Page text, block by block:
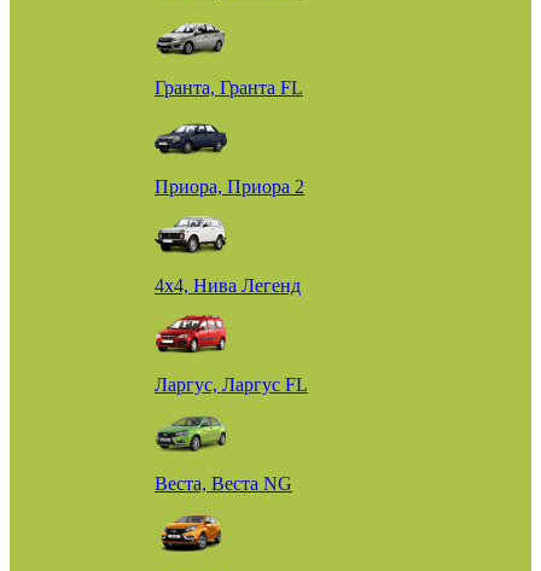
Гранта, Гранта FL
Приора, Приора 2
4х4, Нива Легенд
Ларгус, Ларгус FL
Веста, Веста NG